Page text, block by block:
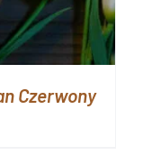
Czerwony